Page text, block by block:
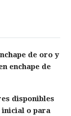
de oro y
enchape de
disponibles
inicial o para